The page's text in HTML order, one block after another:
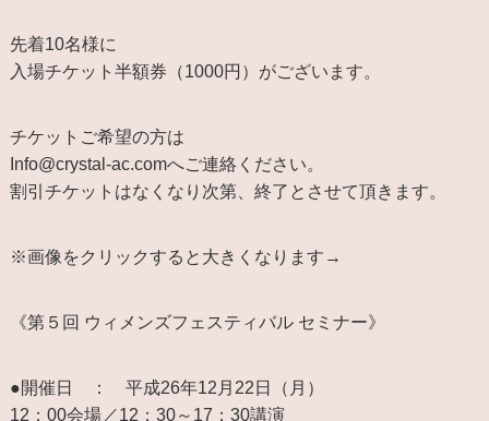
先着10名様に
入場チケット半額券（1000円）がございます。
チケットご希望の方は
Info@crystal-ac.comへご連絡ください。
割引チケットはなくなり次第、終了とさせて頂きます。
※画像をクリックすると大きくなります→
《第５回 ウィメンズフェスティバル セミナー》
●開催日 ： 平成26年12月22日（月）
12：00会場／12：30～17：30講演